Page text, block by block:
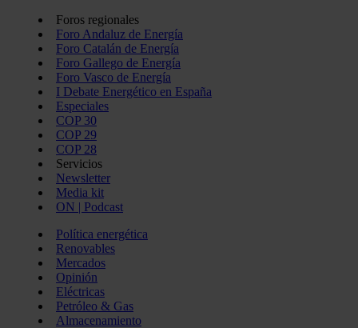
Foros regionales
Foro Andaluz de Energía
Foro Catalán de Energía
Foro Gallego de Energía
Foro Vasco de Energía
I Debate Energético en España
Especiales
COP 30
COP 29
COP 28
Servicios
Newsletter
Media kit
ON | Podcast
Política energética
Renovables
Mercados
Opinión
Eléctricas
Petróleo & Gas
Almacenamiento